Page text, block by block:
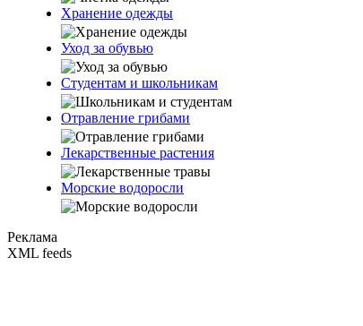
Хранение одежды
Уход за обувью
Студентам и школьникам
Отравление грибами
Лекарственные растения
Морские водоросли
Реклама
XML feeds